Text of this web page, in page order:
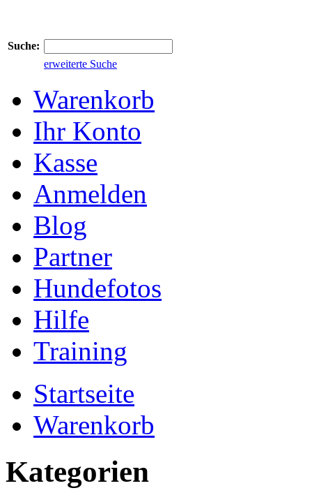
Suche:
erweiterte Suche
Warenkorb
Ihr Konto
Kasse
Anmelden
Blog
Partner
Hundefotos
Hilfe
Training
Startseite
Warenkorb
Kategorien